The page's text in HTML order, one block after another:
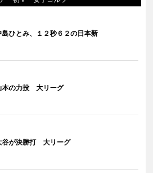
島ひとみ、１２秒６２の日本新
本の力投 大リーグ
谷が決勝打 大リーグ